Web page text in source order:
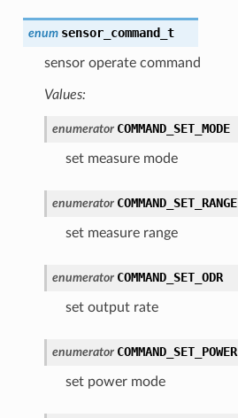
enum sensor_command_t
sensor operate command
Values:
enumerator COMMAND_SET_MODE
set measure mode
enumerator COMMAND_SET_RANGE
set measure range
enumerator COMMAND_SET_ODR
set output rate
enumerator COMMAND_SET_POWER
set power mode